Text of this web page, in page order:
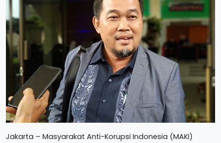
Jakarta – Masyarakat Anti-Korupsi Indonesia (MAKI)